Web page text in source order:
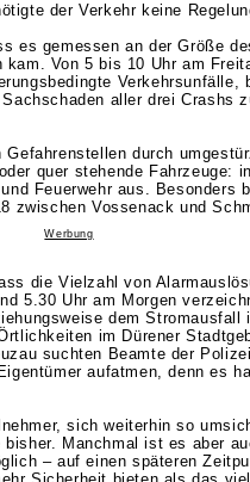
der Verkehr keine
es gemessen an der Größe
kam. Von 5 bis 10 Uhr am
Verkehrsunfälle,
aller drei Crashs
durch
quer stehende Fahrzeuge:
Feuerwehr aus. Besonders
zwischen Vossenack und
Werbung
die Vielzahl von
5.30 Uhr am Morgen
dem Stromausfall
im Dürener
suchten Beamte der
aufatmen, denn es
sich weiterhin so
Manchmal ist es aber
– auf einen späteren